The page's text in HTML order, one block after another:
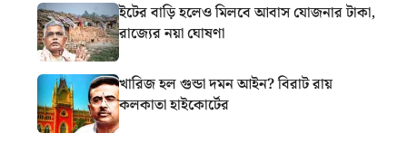
ইটের বাড়ি হলেও মিলবে আবাস যোজনার টাকা,
রাজ্যের নয়া ঘোষণা
খারিজ হল গুন্ডা দমন আইন? বিরাট রায়
কলকাতা হাইকোর্টের